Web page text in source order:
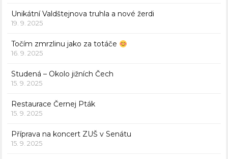
Unikátní Valdštejnova truhla a nové žerdi
19. 9. 2025
Točím zmrzlinu jako za totáče
16. 9. 2025
Studená – Okolo jižních Čech
15. 9. 2025
Restaurace Černej Pták
15. 9. 2025
Příprava na koncert ZUŠ v Senátu
15. 9. 2025